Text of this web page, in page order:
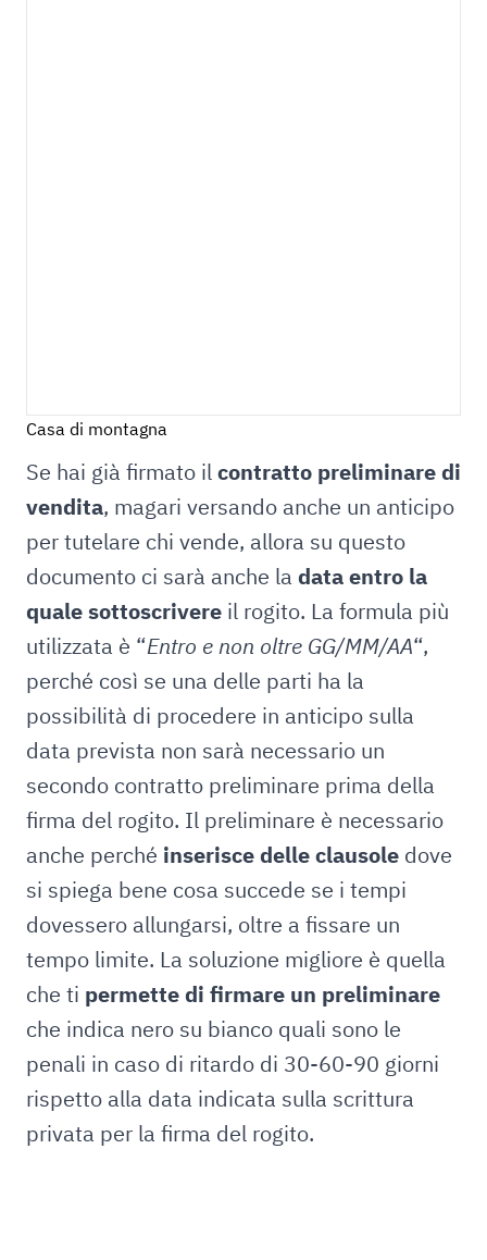
Casa di montagna
Se hai già firmato ilcontratto preliminare di
vendita, magari versando anche un anticipo
per tutelare chi vende, allora su questo
documento ci sarà anche la data entro la
quale sottoscrivere il rogito. La formula più
utilizzata è “Entro e non oltre GG/MM/AA“,
perché così se una delle parti ha la
possibilità di procedere in anticipo sulla
data prevista non sarà necessario un
secondo contratto preliminare prima della
firma del rogito. Il preliminare è necessario
anche perché inserisce delle clausole dove
si spiega bene cosa succede se i tempi
dovessero allungarsi, oltre a fissare un
tempo limite. La soluzione migliore è quella
che ti permette di firmare un preliminare
che indica nero su bianco quali sono le
penali in caso di ritardo di 30-60-90 giorni
rispetto alla data indicata sulla scrittura
privata per la firma del rogito.